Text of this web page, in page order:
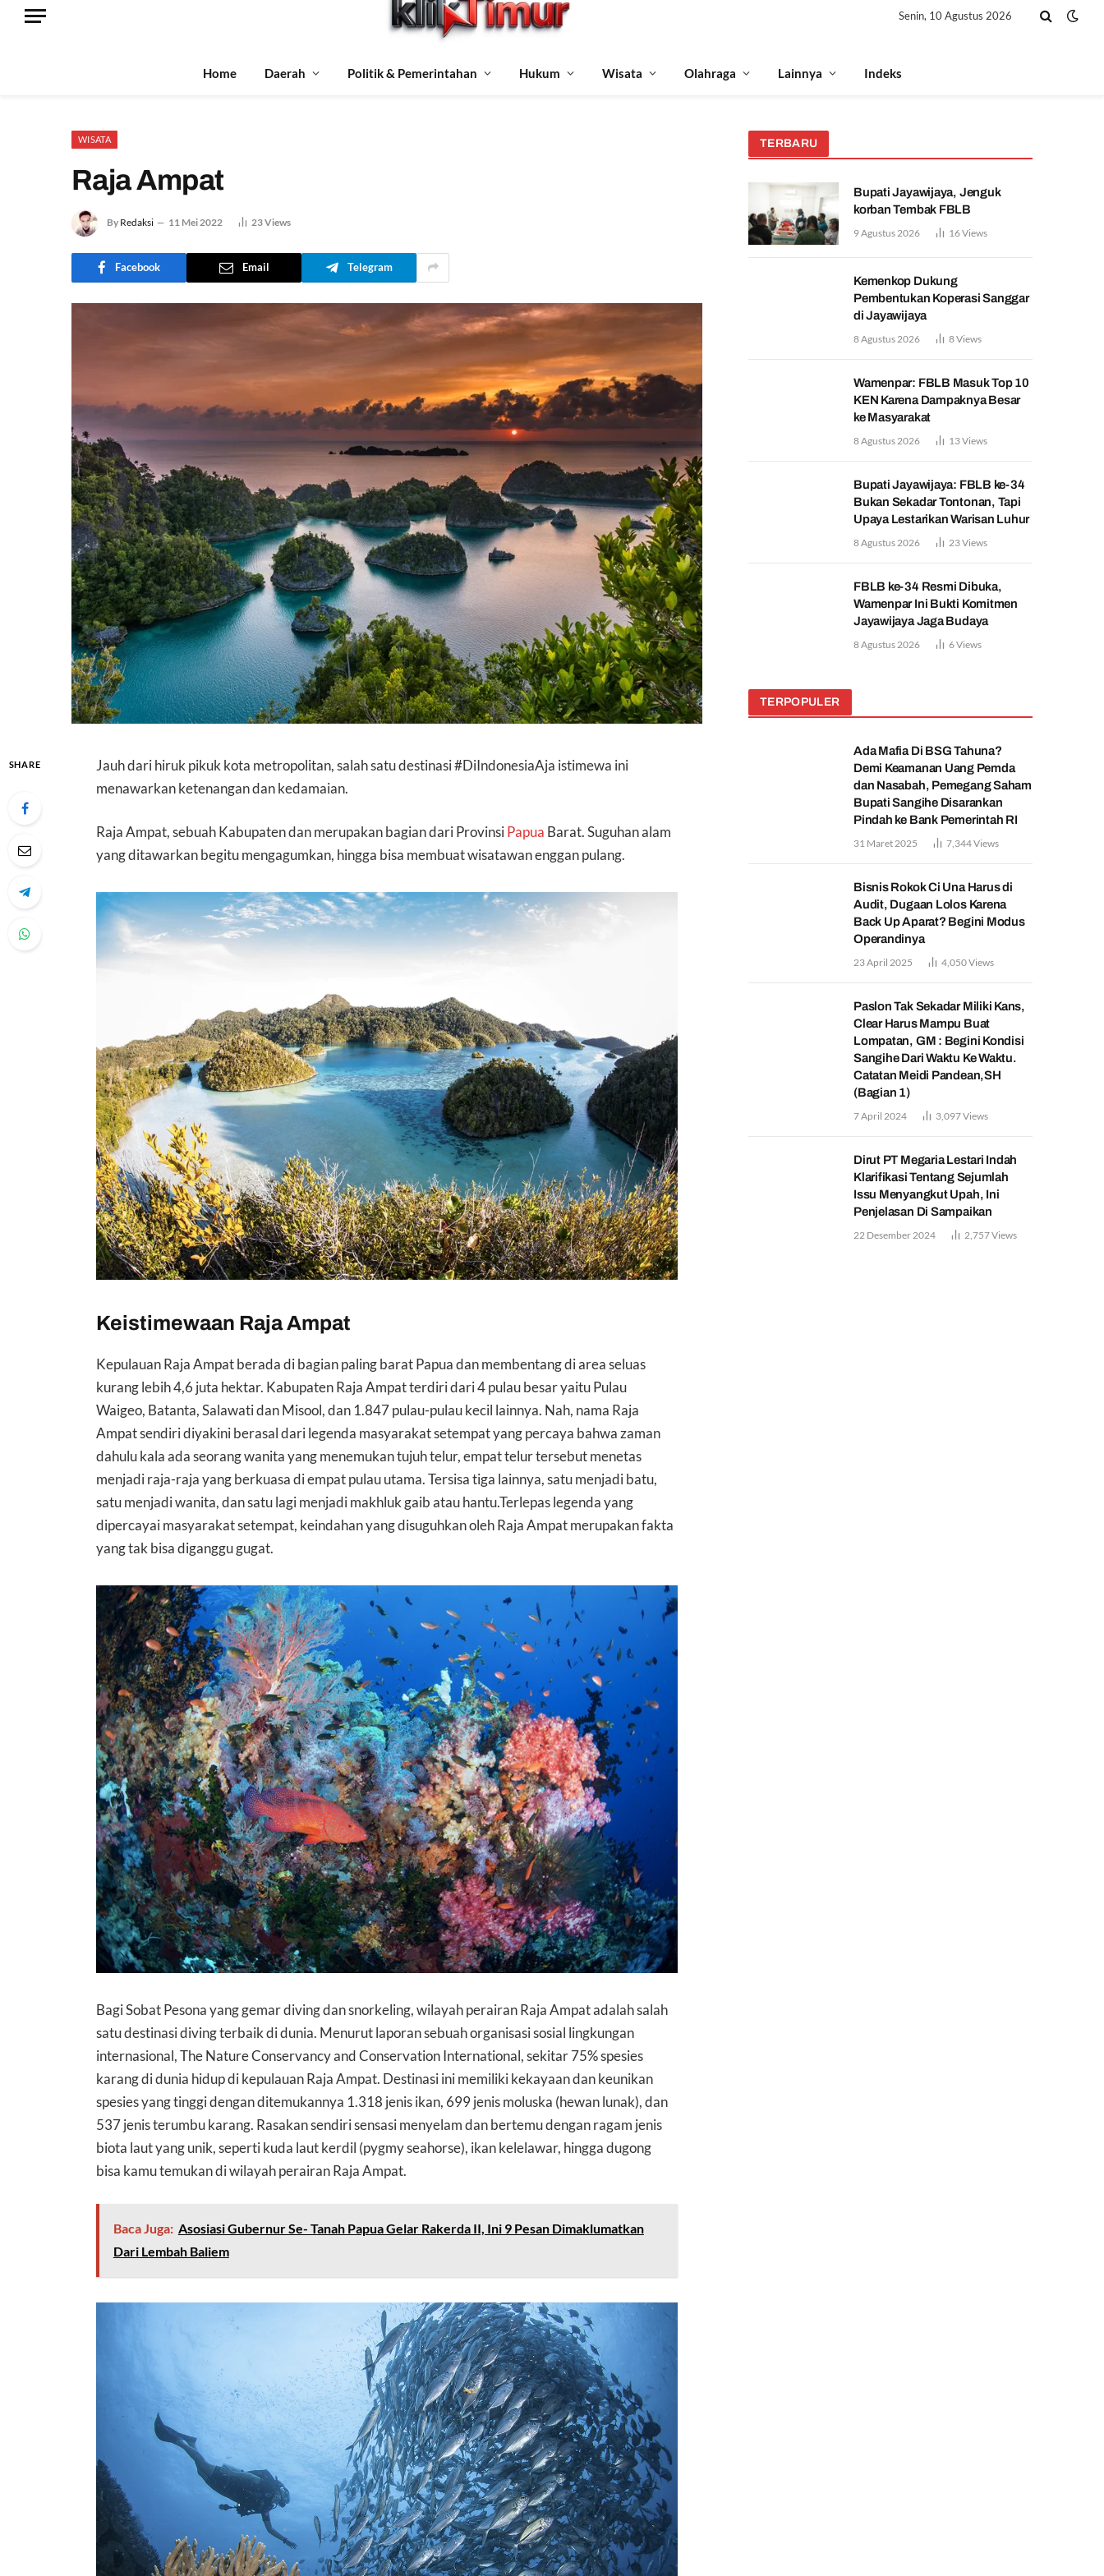
Senin, 10 Agustus 2026
Home Daerah Politik & Pemerintahan Hukum Wisata Olahraga Lainnya Indeks
WISATA
Raja Ampat
By Redaksi 11 Mei 2022 23Views
Facebook Email Telegram
SHARE
Jauh dari hiruk pikuk kota metropolitan, salah satu destinasi #DiIndonesiaAja istimewa ini
menawarkan ketenangan dan kedamaian.
Raja Ampat, sebuah Kabupaten dan merupakan bagian dari Provinsi Papua Barat. Suguhan alam
yang ditawarkan begitu mengagumkan, hingga bisa membuat wisatawan enggan pulang.
Keistimewaan Raja Ampat
Kepulauan Raja Ampat berada di bagian paling barat Papua dan membentang di area seluas
kurang lebih 4,6 juta hektar. Kabupaten Raja Ampat terdiri dari 4 pulau besar yaitu Pulau
Waigeo, Batanta, Salawati dan Misool, dan 1.847 pulau-pulau kecil lainnya. Nah, nama Raja
Ampat sendiri diyakini berasal dari legenda masyarakat setempat yang percaya bahwa zaman
dahulu kala ada seorang wanita yang menemukan tujuh telur, empat telur tersebut menetas
menjadi raja-raja yang berkuasa di empat pulau utama. Tersisa tiga lainnya, satu menjadi batu,
satu menjadi wanita, dan satu lagi menjadi makhluk gaib atau hantu.Terlepas legenda yang
dipercayai masyarakat setempat, keindahan yang disuguhkan oleh Raja Ampat merupakan fakta
yang tak bisa diganggu gugat.
Bagi Sobat Pesona yang gemar diving dan snorkeling, wilayah perairan Raja Ampat adalah salah
satu destinasi diving terbaik di dunia. Menurut laporan sebuah organisasi sosial lingkungan
internasional, The Nature Conservancy and Conservation International, sekitar 75% spesies
karang di dunia hidup di kepulauan Raja Ampat. Destinasi ini memiliki kekayaan dan keunikan
spesies yang tinggi dengan ditemukannya 1.318 jenis ikan, 699 jenis moluska (hewan lunak), dan
537 jenis terumbu karang. Rasakan sendiri sensasi menyelam dan bertemu dengan ragam jenis
biota laut yang unik, seperti kuda laut kerdil (pygmy seahorse), ikan kelelawar, hingga dugong
bisa kamu temukan di wilayah perairan Raja Ampat.
Baca Juga: Asosiasi Gubernur Se- Tanah Papua Gelar Rakerda II, Ini 9 Pesan Dimaklumatkan
Dari Lembah Baliem
TERBARU
Bupati Jayawijaya, Jenguk
korban Tembak FBLB
9 Agustus 2026 16Views
Kemenkop Dukung
Pembentukan Koperasi Sanggar
di Jayawijaya
8 Agustus 2026 8Views
Wamenpar: FBLB Masuk Top 10
KEN Karena Dampaknya Besar
ke Masyarakat
8 Agustus 2026 13Views
Bupati Jayawijaya: FBLB ke-34
Bukan Sekadar Tontonan, Tapi
Upaya Lestarikan Warisan Luhur
8 Agustus 2026 23Views
FBLB ke-34 Resmi Dibuka,
Wamenpar Ini Bukti Komitmen
Jayawijaya Jaga Budaya
8 Agustus 2026 6Views
TERPOPULER
Ada Mafia Di BSG Tahuna?
Demi Keamanan Uang Pemda
dan Nasabah, Pemegang Saham
Bupati Sangihe Disarankan
Pindah ke Bank Pemerintah RI
31 Maret 2025 7,344Views
Bisnis Rokok Ci Una Harus di
Audit, Dugaan Lolos Karena
Back Up Aparat? Begini Modus
Operandinya
23 April 2025 4,050Views
Paslon Tak Sekadar Miliki Kans,
Clear Harus Mampu Buat
Lompatan, GM : Begini Kondisi
Sangihe Dari Waktu Ke Waktu.
Catatan Meidi Pandean,SH
(Bagian 1)
7 April 2024 3,097Views
Dirut PT Megaria Lestari Indah
Klarifikasi Tentang Sejumlah
Issu Menyangkut Upah, Ini
Penjelasan Di Sampaikan
22 Desember 2024 2,757Views